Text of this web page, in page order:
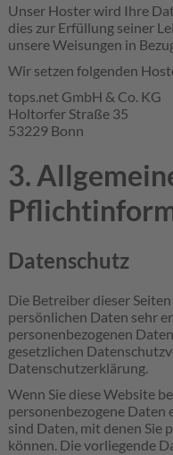
Unser Hoster wird Ihre
dies zur Erfüllung seiner
unsere Weisungen in
Wir setzen folgenden
tops.net GmbH & Co. KG
Holtorfer Straße 35
53229 Bonn
3.
Datenschutz
Die Betreiber dieser
persönlichen Daten sehr
personenbezogenen
gesetzlichen
Datenschutzerklärung.
Wenn Sie diese Website
personenbezogene Daten
sind Daten, mit denen Sie
können. Die vorliegende